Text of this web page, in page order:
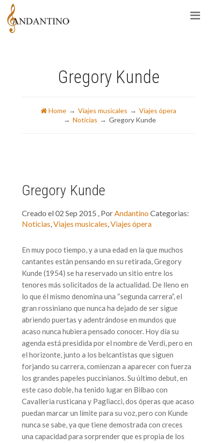
Gregory Kunde
Home Viajes musicales
Viajes ópera
Noticias
Gregory Kunde
Gregory Kunde
Creado el 02 Sep 2015 , PorAndantinoCategorias:
Noticias,Viajes musicales,Viajes ópera
En muy poco tiempo, y a una edad en la que muchos
cantantes están pensando en su retirada, Gregory
Kunde (1954) se ha reservado un sitio entre los
tenores más solicitados de la actualidad. De lleno en
lo que él mismo denomina una “segunda carrera”, el
gran rossiniano que nunca ha dejado de ser sigue
abriendo puertas y adentrándose en mundos que
acaso nunca hubiera pensado conocer. Hoy día su
agenda está presidida por el nombre de Verdi, pero en
el horizonte, junto a los belcantistas que siguen
forjando su carrera, comienzan a aparecer con fuerza
los grandes papeles puccinianos. Su último debut, en
este caso doble, ha tenido lugar en Bilbao con
Cavalleria rusticana y Pagliacci, dos óperas que acaso
puedan marcar un límite para su voz, pero con Kunde
nunca se sabe, ya que tiene demostrada con creces
una capacidad para sorprender que es propia de los